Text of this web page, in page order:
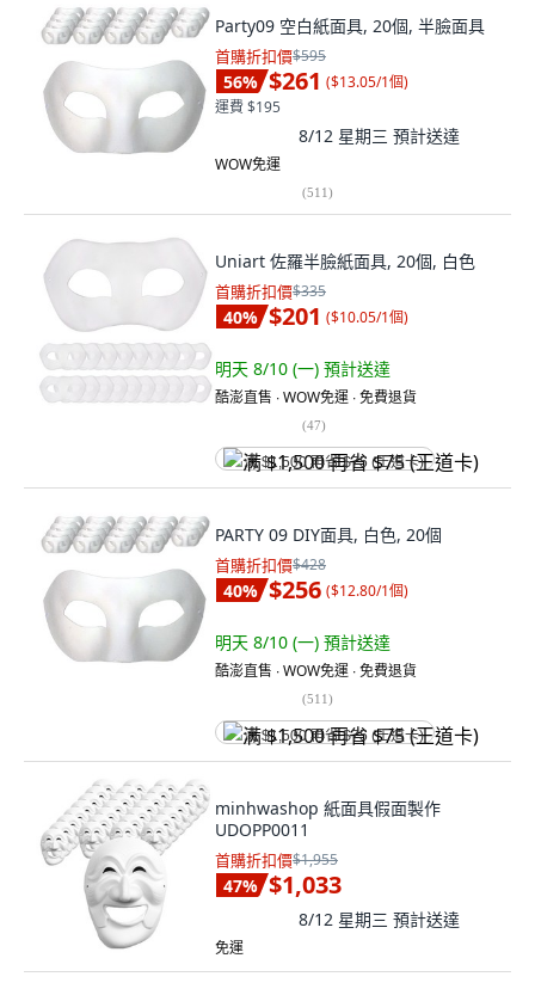
Party09 空白紙面具, 20個, 半臉面具
首購折扣價$595
56% $261 ($13.05/1個)
運費 $195
8/12 星期三 預計送達
WOW免運
(511)
Uniart 佐羅半臉紙面具, 20個, 白色
首購折扣價$335
40% $201 ($10.05/1個)
明天 8/10 (一) 預計送達
酷澎直售 ∙ WOW免運 ∙ 免費退貨
(47)
满 $1,500 再省 $75 (王道卡)
PARTY 09 DIY面具, 白色, 20個
首購折扣價$428
40% $256 ($12.80/1個)
明天 8/10 (一) 預計送達
酷澎直售 ∙ WOW免運 ∙ 免費退貨
(511)
满 $1,500 再省 $75 (王道卡)
minhwashop 紙面具假面製作
UDOPP0011
首購折扣價$1,955
47% $1,033
8/12 星期三 預計送達
免運